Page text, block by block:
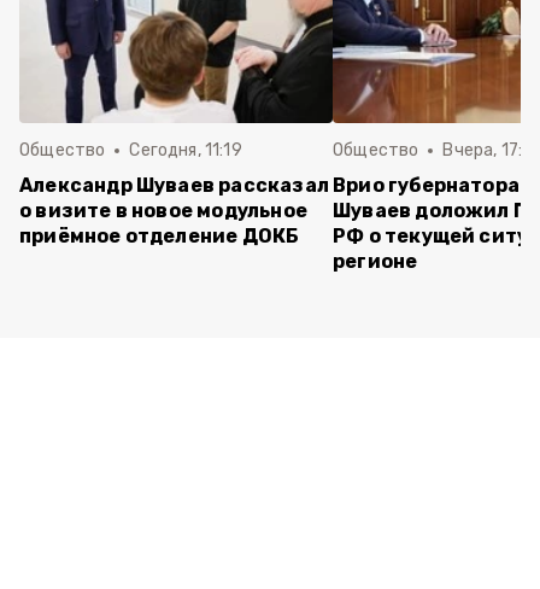
Общество Сегодня, 11:19
Александр Шуваев рассказал
о визите в новое модульное
приёмное отделение ДОКБ
Общество Вчера,
Врио губернатора
Шуваев доложил
РФ о текущей
регионе